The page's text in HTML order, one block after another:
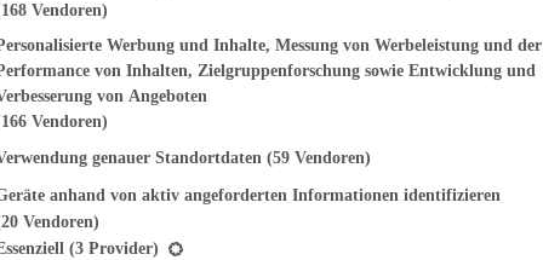
KUCHENMohnfüllung
Vendoren)
Werbung und Inhalte, Messung von Werbeleistung und der
von Inhalten, Zielgruppenforschung sowie Entwicklung und
von Angeboten
Vendoren)
genauer Standortdaten (59 Vendoren)
anhand von aktiv angeforderten Informationen identifizieren
Vendoren)
eine Liste der Service-Gruppen, für die eine Einwilligung erteilt werden
(3 Provider)